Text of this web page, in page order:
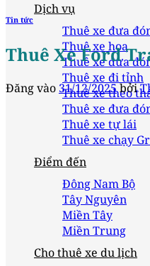
Dịch vụ
Thuê xe đưa
Thuê xe hoa
Thuê xe đưa
Thuê xe đi tỉnh
Thuê xe theo
Thuê xe đưa
Thuê xe tự lái
Thuê xe chạy
Điểm đến
Đông Nam Bộ
Tây Nguyên
Miền Tây
Miền Trung
Cho thuê xe du lịch
Tin tức
Thuê Xe Ford
Đăng vào 31/12/2025bởi